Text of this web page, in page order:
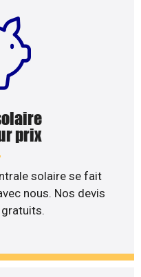
prix
solaire se fait
nous. Nos devis